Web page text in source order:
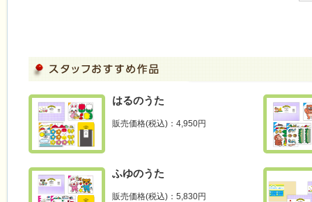
はるのうた
販売価格(税込)：4,950円
ふゆのうた
販売価格(税込)：5,830円